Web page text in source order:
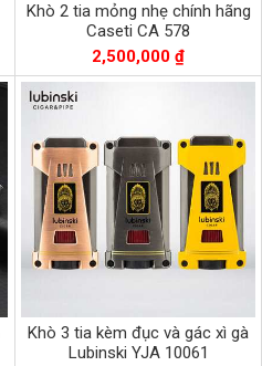
Khò 2 tia mỏng nhẹ chính hãng
Caseti CA 578
2,500,000 ₫
Khò 3 tia kèm đục và gác xì gà
Lubinski YJA 10061